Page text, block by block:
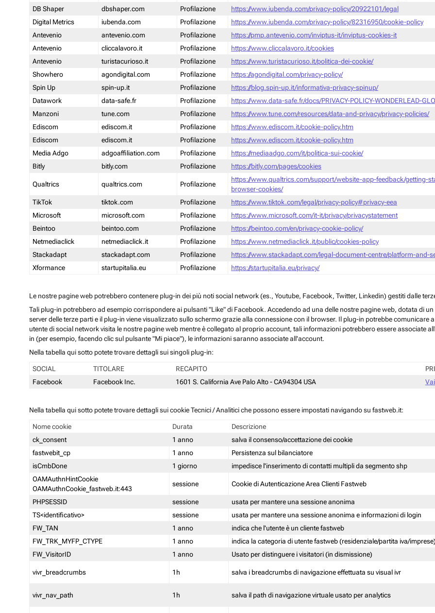
DB Shaper
dbshaper.com Profilazione
https://www.iubenda.com/privacy-policy/20922101/legal
Digital Metrics
iubenda.com Profilazione
https://www.iubenda.com/privacy-policy/82316950/cookie-policy
Antevenio
antevenio.com Profilazione
https://pmp.antevenio.com/inviptus-it/inviptus-cookies-it
Antevenio
cliccalavoro.it Profilazione
https://www.cliccalavoro.it/cookies
Antevenio
turistacurioso.it Profilazione
https://www.turistacurioso.it/politica-dei-cookie/
Showhero
agondigital.com Profilazione
https://agondigital.com/privacy-policy/
Spin Up
spin-up.it Profilazione
https://blog.spin-up.it/informativa-privacy-spinup/
Datawork
data-safe.fr Profilazione
https://www.data-safe.fr/docs/PRIVACY-POLICY-WONDERLEAD-
Manzoni
tune.com Profilazione
https://www.tune.com/resources/data-and-privacy/privacy-policies/
Ediscom
ediscom.it Profilazione
https://www.ediscom.it/cookie-policy.htm
Ediscom
ediscom.it Profilazione
https://www.ediscom.it/cookie-policy.htm
Media Adgo
adgoaffiliation.com Profilazione
https://mediaadgo.com/it/politica-sui-cookie/
Bitly
bitly.com Profilazione https://bitly.com/pages/cookies
Qualtrics qualtrics.com Profilazione
https://www.qualtrics.com/support/website-app-feedback/getting-
browser-cookies/
TikTok
tiktok.com Profilazione
https://www.tiktok.com/legal/privacy-policy#privacy-eea
Microsoft
microsoft.com Profilazione
https://www.microsoft.com/it-it/privacy/privacystatement
Beintoo
beintoo.com Profilazione
https://beintoo.com/en/privacy-cookie-policy/
Netmediaclick
netmediaclick.it Profilazione
https://www.netmediaclick.it/public/cookies-policy
Stackadapt
stackadapt.com Profilazione
https://www.stackadapt.com/legal-document-centre/platform-and-
Xformance
startupitalia.eu Profilazione https://startupitalia.eu/privacy/
Le nostre pagine web potrebbero contenere plug-in dei più noti social network (es., Youtube, Facebook, Twitter, Linkedin) gestiti dalle
Tali plug-in potrebbero ad esempio corrispondere ai pulsanti "Like" di Facebook. Accedendo ad una delle nostre pagine web, dotata di
server delle terze parti e il plug-in viene visualizzato sullo schermo grazie alla connessione con il browser. Il plug-in potrebbe comunicare
utente di social network visita le nostre pagine web mentre è collegato al proprio account, tali informazioni potrebbero essere associate
in (per esempio, facendo clic sul pulsante "Mi piace"), le informazioni saranno associate all'account.
Nella tabella qui sotto potete trovare dettagli sui singoli plug-in:
SOCIAL TITOLARE RECAPITO
Facebook
Facebook Inc. 1601 S. California Ave Palo Alto - CA94304 USA
Nella tabella qui sotto potete trovare dettagli sui cookie Tecnici / Analitici che possono essere impostati navigando su fastweb.it:
Nome cookie Durata
Descrizione
ck_consent
1 anno
salva il consenso/accettazione dei cookie
fastwebit_cp
1 anno
Persistenza sul bilanciatore
isCmbDone
1 giorno
impedisce l'inserimento di contatti multipli da segmento shp
OAMAuthnHintCookie
OAMAuthnCookie_fastweb.it:443
sessione Cookie di Autenticazione Area Clienti Fastweb
PHPSESSID sessione
usata per mantere una sessione anonima
TS<identificativo>
sessione
usata per mantere una sessione anonima e informazioni di login
FW_TAN
1 anno
indica che l'utente è un cliente fastweb
FW_TRK_MYFP_CTYPE
1 anno
indica la categoria di utente fastweb (residenziale/partita iva/
FW_VisitorID
1 anno Usato per distinguere i visitatori (in dismissione)
vivr_breadcrumbs 1h salva i breadcrumbs di navigazione effettuata su visual ivr
vivr_nav_path 1h salva il path di navigazione virtuale usato per analytics